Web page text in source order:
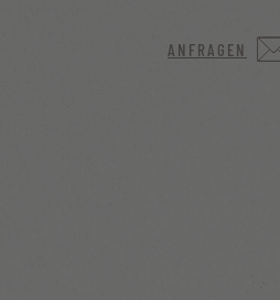
ANFRAGEN